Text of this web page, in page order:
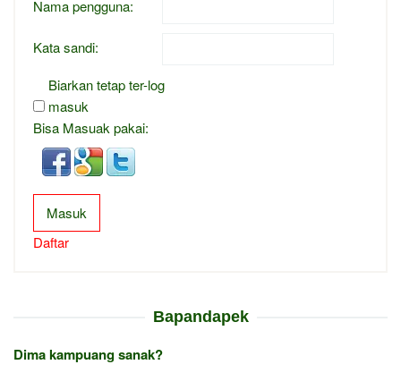
Nama pengguna:
Kata sandi:
Biarkan tetap ter-log
masuk
Bisa Masuak pakai:
Masuk
Daftar
Bapandapek
Dima kampuang sanak?